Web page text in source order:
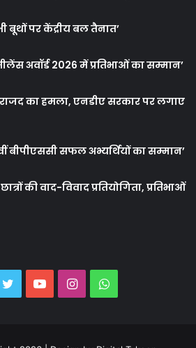
बूथों पर केंद्रीय बल तैनात’
अवॉर्ड 2026 में प्रतिभाओं का सम्मान’
का हमला, एनडीए सरकार पर लगाए
बीपीएससी सफल अभ्यर्थियों का सम्मान’
की वाद-विवाद प्रतियोगिता, प्रतिभाओं
TwitterYouTubeInstagramWhatsApp